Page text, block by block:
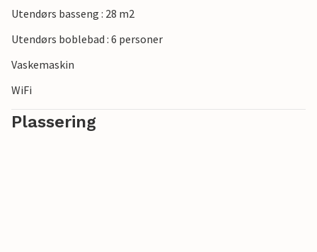
Utendørs basseng : 28 m2
Utendørs boblebad : 6 personer
Vaskemaskin
WiFi
Plassering